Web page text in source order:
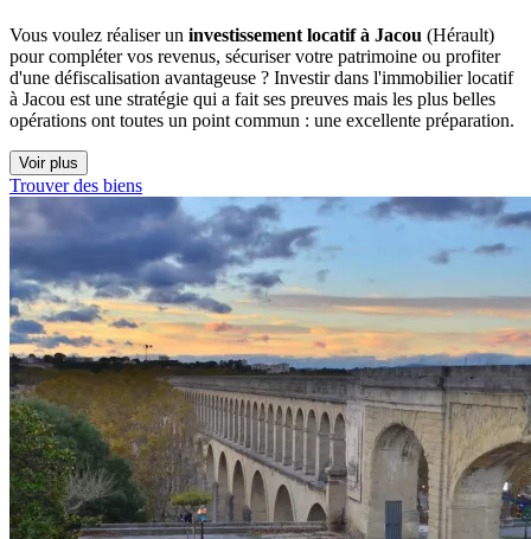
Vous voulez réaliser un investissement locatif à Jacou (Hérault)
pour compléter vos revenus, sécuriser votre patrimoine ou profiter
d'une défiscalisation avantageuse ? Investir dans l'immobilier locatif
à Jacou est une stratégie qui a fait ses preuves mais les plus belles
opérations ont toutes un point commun : une excellente préparation.
Voir plus
Trouver des biens